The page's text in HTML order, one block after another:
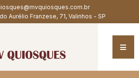
Aurélio Franzese, 71, Valinhos - SP